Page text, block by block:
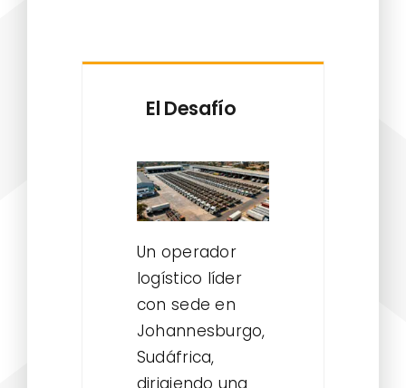
El Desafío
Un operador
logístico líder
con sede en
Johannesburgo,
Sudáfrica,
dirigiendo una